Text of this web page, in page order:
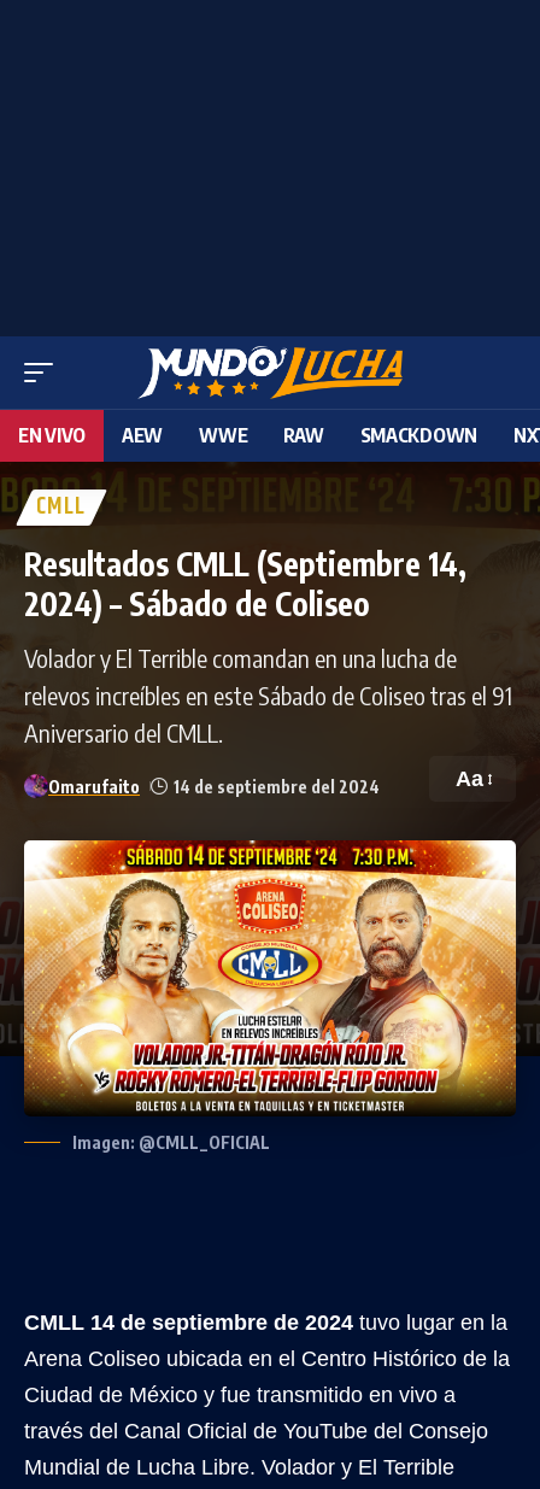
EN VIVO AEW WWE RAW SMACKDOWN
CMLL
Resultados CMLL (Septiembre 14,
2024) – Sábado de Coliseo
Volador y El Terrible comandan en una lucha de
relevos increíbles en este Sábado de Coliseo tras el 91
Aniversario del CMLL.
Omarufaito 14 de septiembre del 2024 Aa
Imagen: @CMLL_OFICIAL
CMLL 14 de septiembre de 2024 tuvo lugar en la
Arena Coliseo ubicada en el Centro Histórico de la
Ciudad de México y fue transmitido en vivo a
través del Canal Oficial de YouTube del Consejo
Mundial de Lucha Libre. Volador y El Terrible